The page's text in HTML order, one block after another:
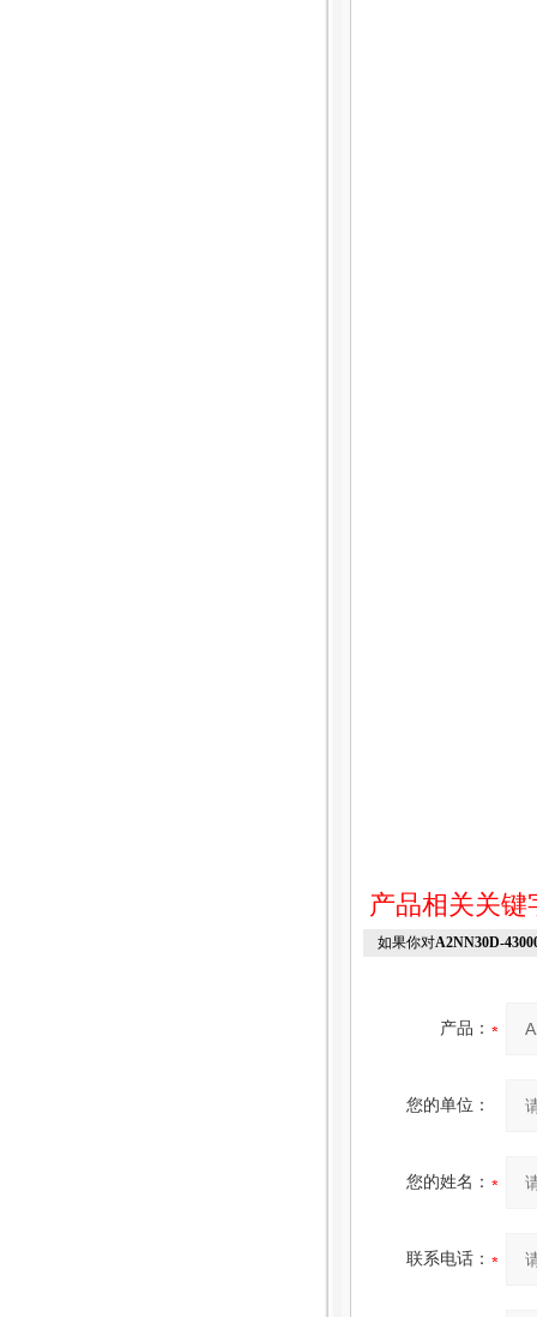
产品相关关
如果你对A2NN30D-
产品：
您的单位：
您的姓名：
联系电话：